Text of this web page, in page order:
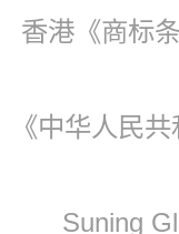
香港《商标
《中华人民
Suning